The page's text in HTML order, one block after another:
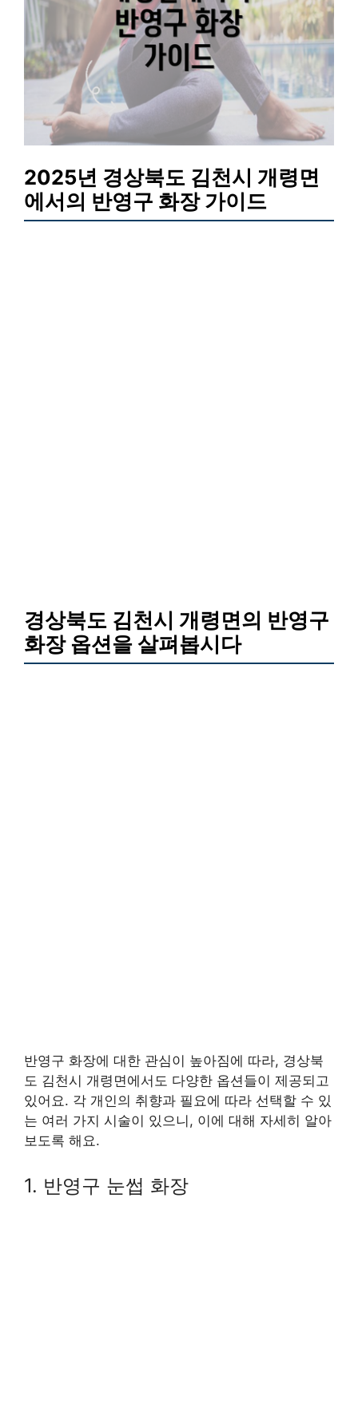
2025년 경상북도 김천시 개령면
에서의 반영구 화장 가이드
경상북도 김천시 개령면의 반영구
화장 옵션을 살펴봅시다
반영구 화장에 대한 관심이 높아짐에 따라, 경상북
도 김천시 개령면에서도 다양한 옵션들이 제공되고
있어요. 각 개인의 취향과 필요에 따라 선택할 수 있
는 여러 가지 시술이 있으니, 이에 대해 자세히 알아
보도록 해요.
1. 반영구 눈썹 화장